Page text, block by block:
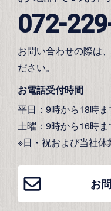
072-
お問い合わせの際は
ださい。
お電話受付時間
平日：9時から18時ま
土曜：9時から16時ま
※日・祝および当社休
お